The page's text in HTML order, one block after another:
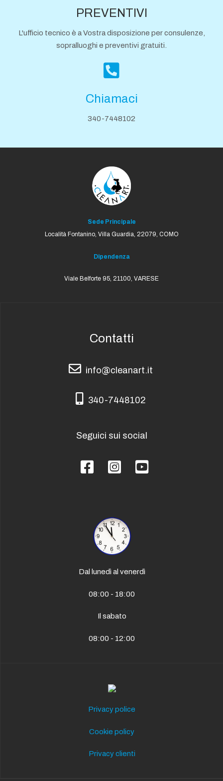
PREVENTIVI
L'ufficio tecnico è a Vostra disposizione per consulenze,
sopralluoghi e preventivi gratuiti.
Chiamaci
340-7448102
Sede Principale
Località Fontanino, Villa Guardia, 22079, COMO
Dipendenza
Viale Belforte 95, 21100, VARESE
Contatti
info@cleanart.it
info@cleanart.it
340-7448102
340-7448102
Seguici sui social
Dal lunedì al venerdì
08:00 - 18:00
Il sabato
08:00 - 12:00
Privacy police
Cookie policy
Privacy clienti